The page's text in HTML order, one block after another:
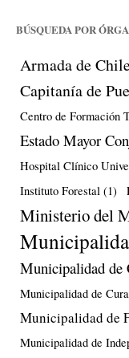
BÚSQUEDA POR
Armada de
Capitanía de
Centro de Formación
Estado Mayor
Hospital Clínico
Instituto Forestal (1)
Ministerio del
Municipalidad de
Municipalidad de
Municipalidad de
Municipalidad de